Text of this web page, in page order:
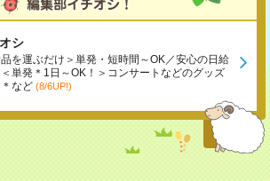
シ
を運ぶだけ＞単発・短時間～OK／安心の日給
単発＊1日～OK！＞コンサートなどのグッズ
など (8/6UP!)